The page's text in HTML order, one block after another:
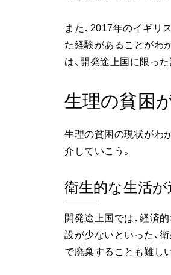
また、2017年のイギリ
た経験があることがわ
は、開発途上国に限っ
生理の貧困
生理の貧困の現状がわ
介していこう。
衛生的な生活
開発途上国では、経済
設が少ないといった、
で廃棄することも難し